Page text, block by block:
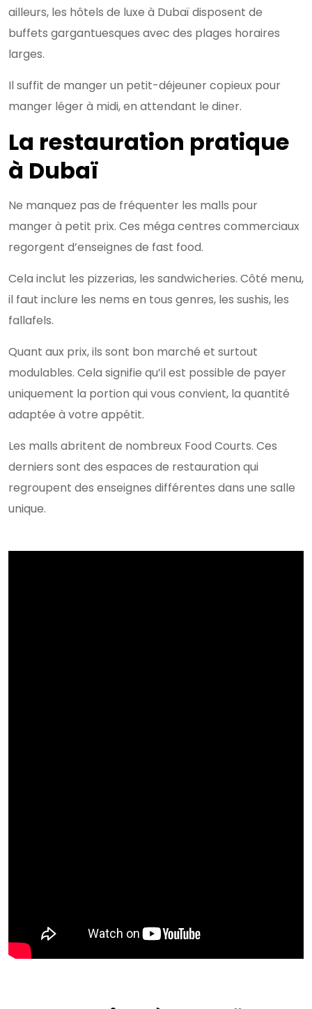
ailleurs, les hôtels de luxe à Dubaï disposent de
buffets gargantuesques avec des plages horaires
larges.
Il suffit de manger un petit-déjeuner copieux pour
manger léger à midi, en attendant le diner.
La restauration pratique
à Dubaï
Ne manquez pas de fréquenter les malls pour
manger à petit prix. Ces méga centres commerciaux
regorgent d’enseignes de fast food.
Cela inclut les pizzerias, les sandwicheries. Côté menu,
il faut inclure les nems en tous genres, les sushis, les
fallafels.
Quant aux prix, ils sont bon marché et surtout
modulables. Cela signifie qu’il est possible de payer
uniquement la portion qui vous convient, la quantité
adaptée à votre appétit.
Les malls abritent de nombreux Food Courts. Ces
derniers sont des espaces de restauration qui
regroupent des enseignes différentes dans une salle
unique.